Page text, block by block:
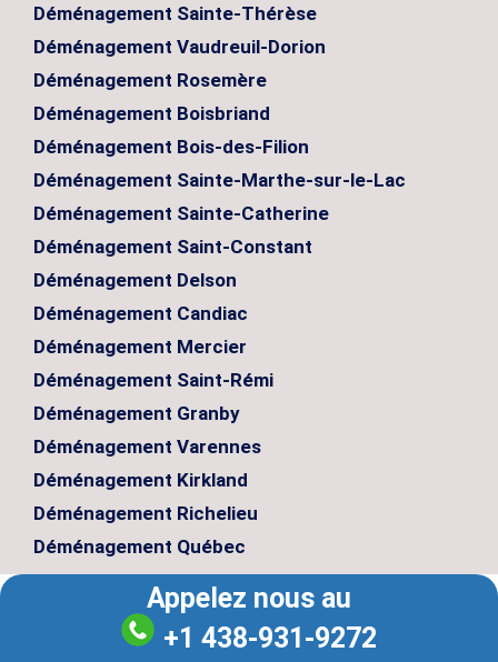
Déménagement Sainte-Thérèse
Déménagement Vaudreuil-Dorion
Déménagement Rosemère
Déménagement Boisbriand
Déménagement Bois-des-Filion
Déménagement Sainte-Marthe-sur-le-Lac
Déménagement Sainte-Catherine
Déménagement Saint-Constant
Déménagement Delson
Déménagement Candiac
Déménagement Mercier
Déménagement Saint-Rémi
Déménagement Granby
Déménagement Varennes
Déménagement Kirkland
Déménagement Richelieu
Déménagement Québec
Appelez nous au
+1 438-931-9272